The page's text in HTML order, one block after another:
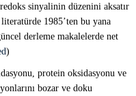
sinyalinin düzenini aksatır
1985’ten bu yana
derleme makalelerde net
)
protein oksidasyonu ve
bozar ve doku